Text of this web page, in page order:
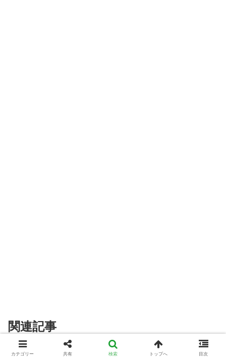
関連記事
観葉植物の肥料
カテゴリー 共有 検索 トップへ 目次